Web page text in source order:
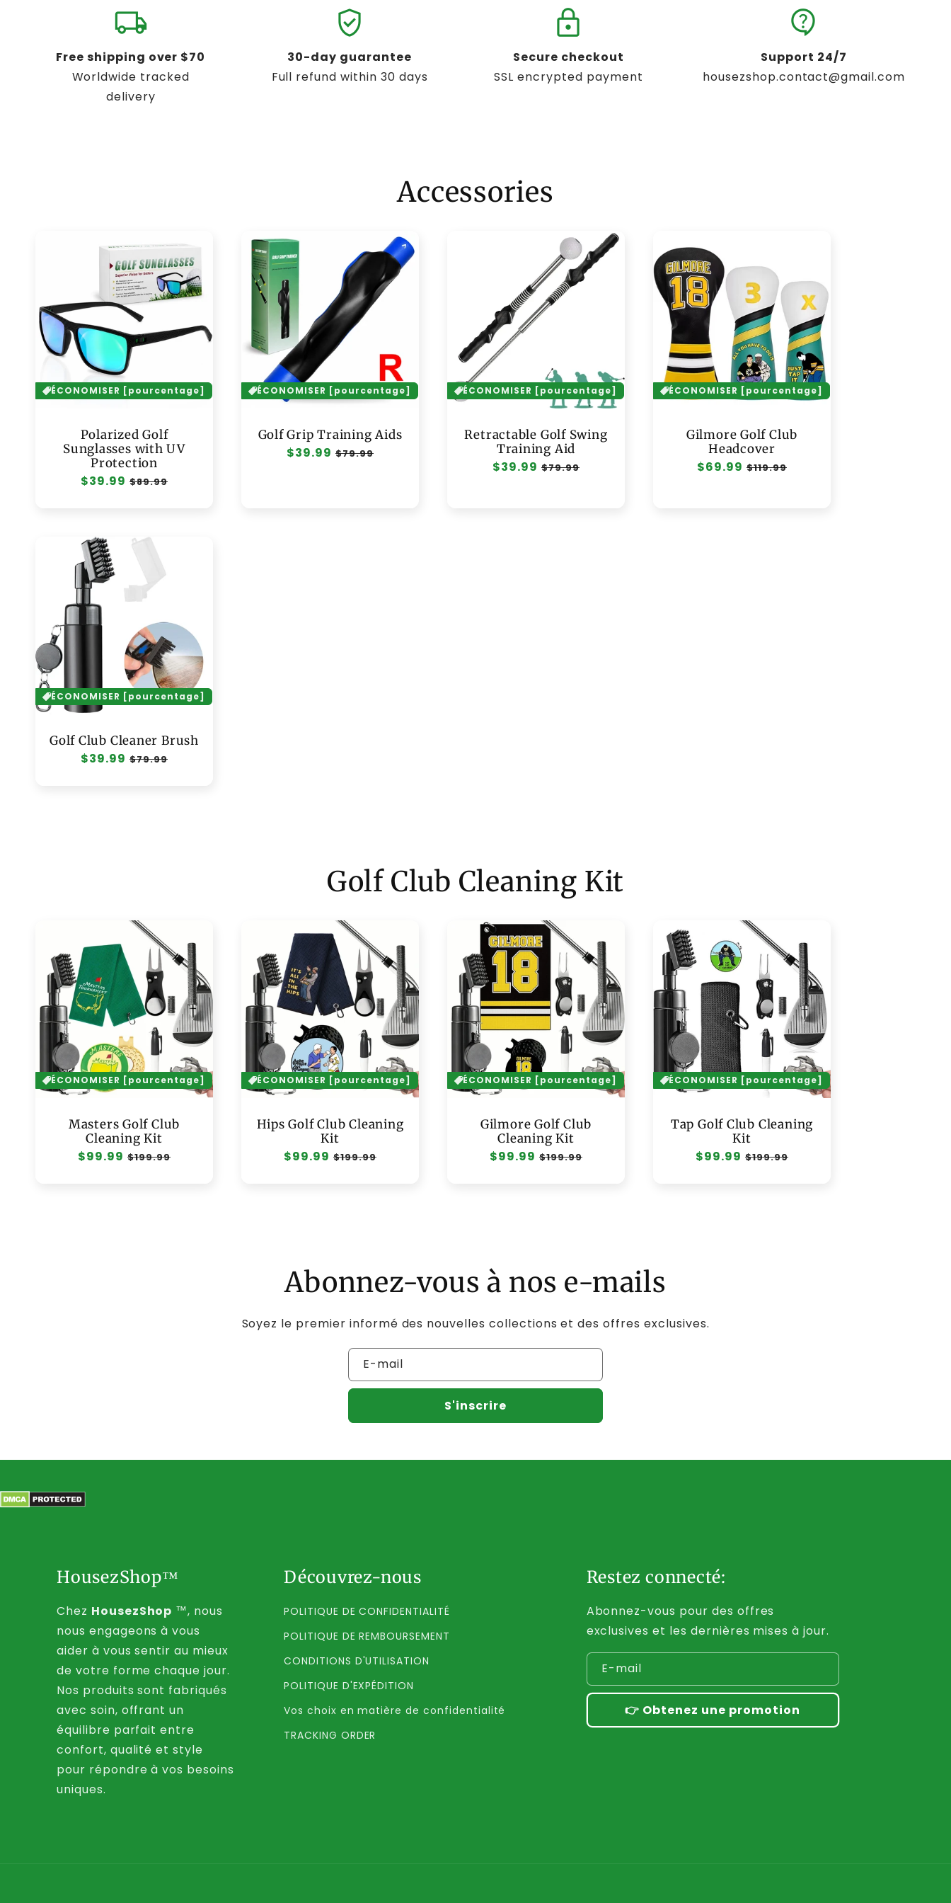
local_shipping
Free shipping over $70
Worldwide tracked
delivery
verified_user
30-day guarantee
Full refund within 30 days
lock
Secure checkout
SSL encrypted payment
contact_support
Support 24/7
housezshop.contact@gmail.com
Accessories
ÉCONOMISER [pourcentage]
Polarized Golf
Sunglasses with UV
Protection
Prix
$39.99 Prix
$89.99
ÉCONOMISER [pourcentage]
Golf Grip Training Aids
Prix
$39.99 Prix
$79.99
ÉCONOMISER [pourcentage]
Retractable Golf Swing
Training Aid
Prix
$39.99 Prix
$79.99
ÉCONOMISER [pourcentage]
Gilmore Golf Club
Headcover
Prix
$69.99 Prix
$119.99
ÉCONOMISER [pourcentage]
Golf Club Cleaner Brush
Prix
$39.99 Prix
$79.99
Golf Club Cleaning Kit
ÉCONOMISER [pourcentage]
Masters Golf Club
Cleaning Kit
Prix
$99.99 Prix
$199.99
ÉCONOMISER [pourcentage]
Hips Golf Club Cleaning
Kit
Prix
$99.99 Prix
$199.99
ÉCONOMISER [pourcentage]
Gilmore Golf Club
Cleaning Kit
Prix
$99.99 Prix
$199.99
ÉCONOMISER [pourcentage]
Tap Golf Club Cleaning
Kit
Prix
$99.99 Prix
$199.99
Abonnez-vous à nos e-mails
Soyez le premier informé des nouvelles collections et des offres exclusives.
E-mail
S'inscrire
HousezShop™
Chez HousezShop ™, nous
nous engageons à vous
aider à vous sentir au mieux
de votre forme chaque jour.
Nos produits sont fabriqués
avec soin, offrant un
équilibre parfait entre
confort, qualité et style
pour répondre à vos besoins
uniques.
Découvrez-nous
POLITIQUE DE CONFIDENTIALITÉ
POLITIQUE DE REMBOURSEMENT
CONDITIONS D'UTILISATION
POLITIQUE D'EXPÉDITION
Vos choix en matière de confidentialité
TRACKING ORDER
Restez connecté:
Abonnez-vous pour des offres
exclusives et les dernières mises à jour.
E-mail
👉 Obtenez une promotion